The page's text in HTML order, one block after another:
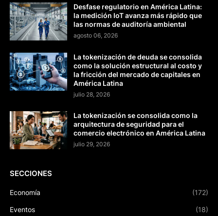
Desfase regulatorio en América Latina:
la medición IoT avanza más rápido que
las normas de auditoría ambiental
agosto 06, 2026
La tokenización de deuda se consolida
como la solución estructural al costo y
la fricción del mercado de capitales en
América Latina
julio 28, 2026
La tokenización se consolida como la
arquitectura de seguridad para el
comercio electrónico en América Latina
julio 29, 2026
SECCIONES
Economía (172)
Eventos (18)